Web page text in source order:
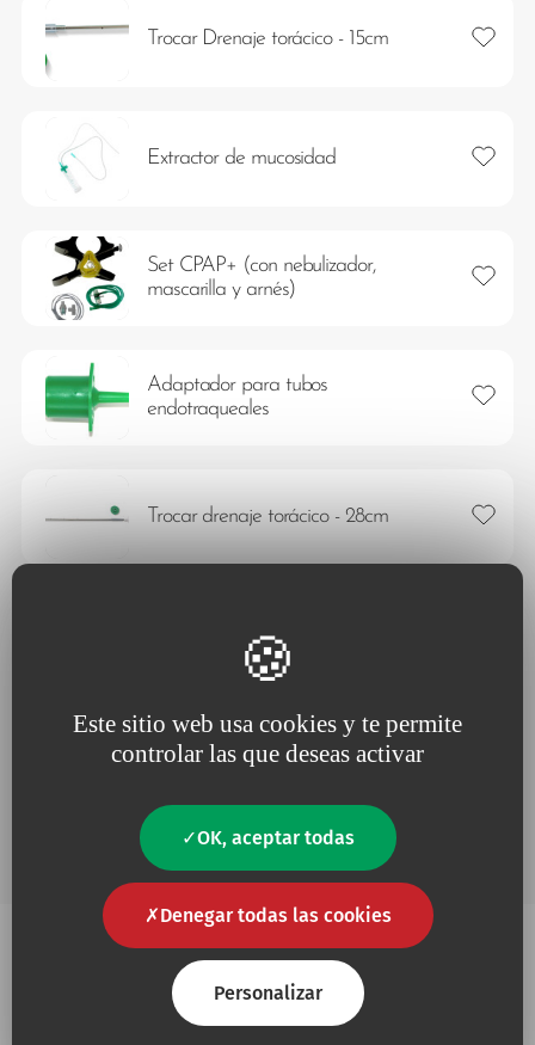
Este sitio web usa cookies y te permite
controlar las que deseas activar
OK, aceptar todas
Denegar todas las cookies
Personalizar
Trocar Drenaje torácico - 15cm Añadir
Extractor de mucosidad Añadir
Set CPAP+ (con nebulizador,
mascarilla y arnés)
Añadir
Adaptador para tubos
endotraqueales
Añadir
Trocar drenaje torácico - 28cm Añadir
actual